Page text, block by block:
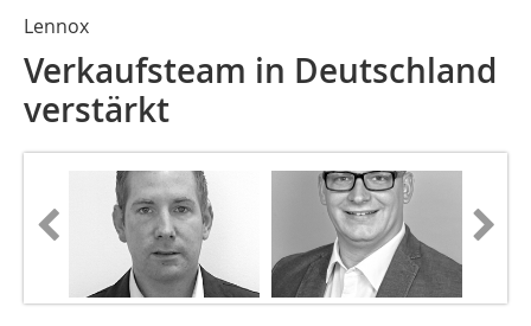
Lennox
Verkaufsteam in Deutschland
verstärkt